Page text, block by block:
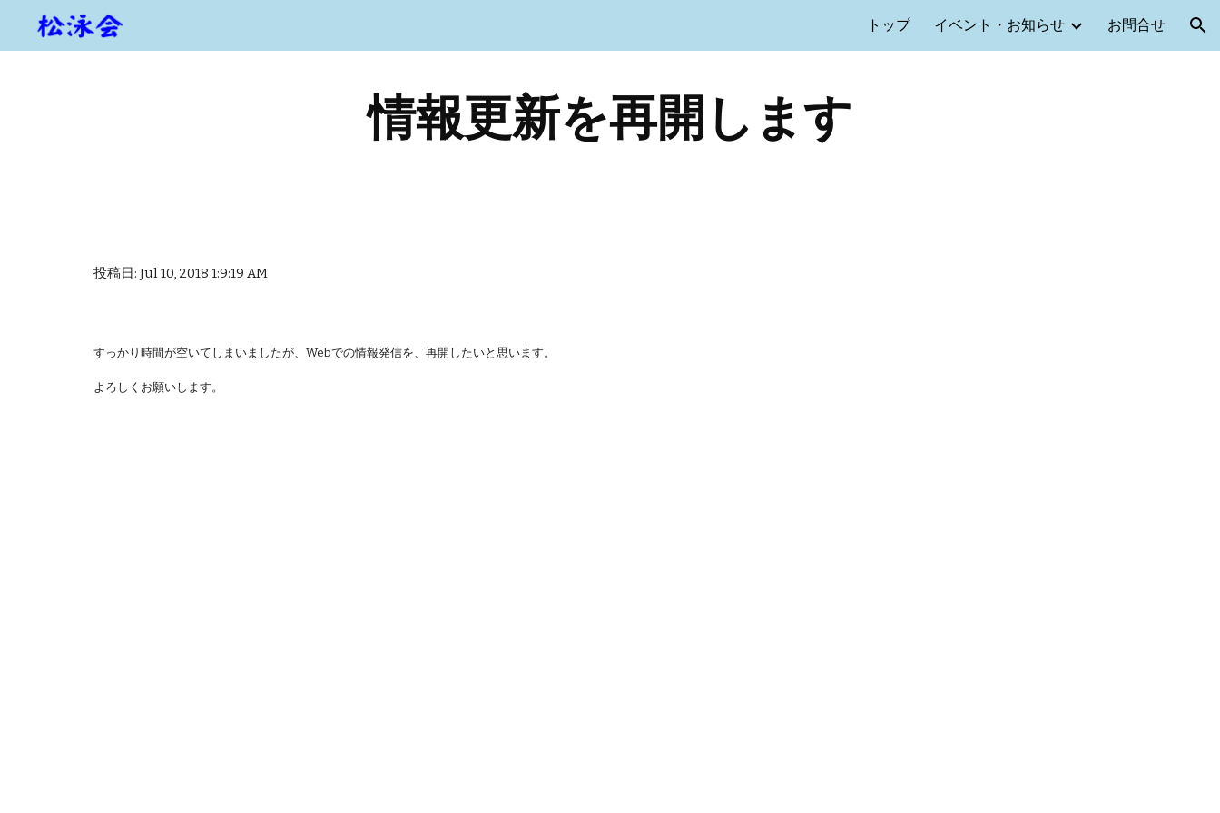
トップ イベント・お知らせ お問合せ
情報更新を再開します
投稿日: Jul 10, 2018 1:9:19 AM
すっかり時間が空いてしまいましたが、Webでの情報発信を、再開したいと思います。
よろしくお願いします。